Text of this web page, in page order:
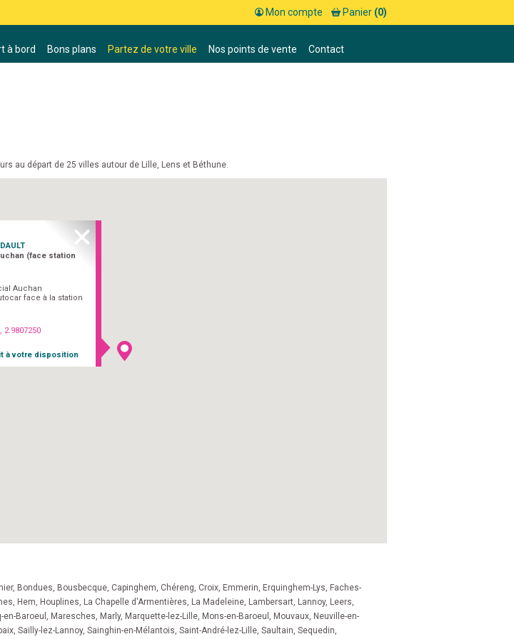
Mon compte Panier (0)
à bord Bons plans Partez de votre ville Nos points de vente Contact
au départ de 25 villes autour de Lille, Lens et Béthune.
(face station
Auchan
face à la station
2.9807250
à votre disposition
, Bondues, Bousbecque, Capinghem, Chéreng, Croix, Emmerin, Erquinghem-Lys, Faches-
, Hem, Houplines, La Chapelle d'Armentières, La Madeleine, Lambersart, Lannoy, Leers,
en-Baroeul , Maresches, Marly, Marquette-lez-Lille, Mons-en-Baroeul , Mouvaux, Neuville-en-
, Sailly-lez-Lannoy, Sainghin-en-Mélantois, Saint-André-lez-Lille, Saultain, Sequedin,